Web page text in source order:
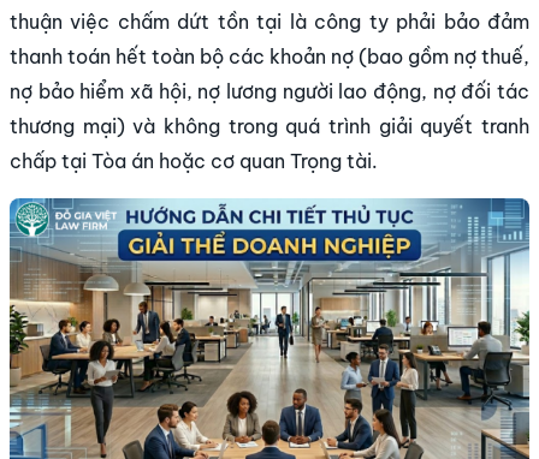
thuận việc chấm dứt tồn tại là công ty phải bảo đảm
thanh toán hết toàn bộ các khoản nợ (bao gồm nợ thuế,
nợ bảo hiểm xã hội, nợ lương người lao động, nợ đối tác
thương mại) và không trong quá trình giải quyết tranh
chấp tại Tòa án hoặc cơ quan Trọng tài.